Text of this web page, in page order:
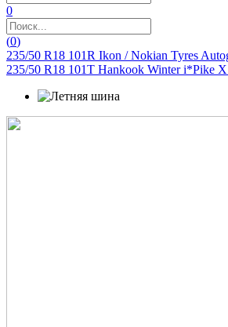
0
(0)
235/50 R18 101R Ikon / Nokian Tyres
235/50 R18 101T Hankook Winter i*Pike